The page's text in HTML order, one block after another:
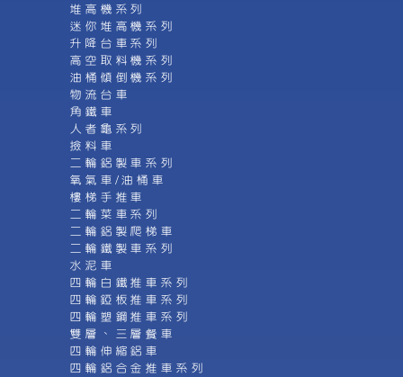
堆高機系列
迷你堆高機系列
升降台車系列
高空取料機系列
油桶傾倒機系列
物流台車
角鐵車
人者龜系列
撿料車
二輪鋁製車系列
氧氣車/油桶車
樓梯手推車
二輪菜車系列
二輪鋁製爬梯車
二輪鐵製車系列
水泥車
四輪白鐵推車系列
四輪錏板推車系列
四輪塑鋼推車系列
雙層、三層餐車
四輪伸縮鋁車
四輪鋁合金推車系列